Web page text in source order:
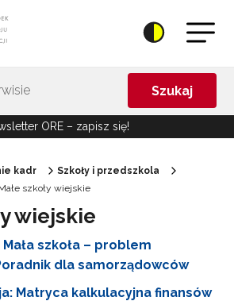
Szukaj
ORE – zapisz się!
kadr
Szkoły i przedszkola
szkoły wiejskie
wiejskie
szkoła – problem
dla samorządowców
Matryca kalkulacyjna finansów